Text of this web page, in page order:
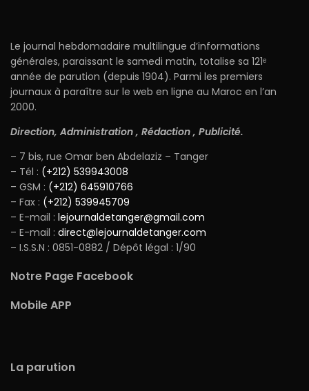
Le journal hebdomadaire multilingue d’informations
générales, paraissant le samedi matin, totalise sa 121ᵉ
année de parution (depuis 1904). Parmi les premiers
journaux à paraître sur le web en ligne au Maroc en l’an
2000.
Direction, Administration , Rédaction , Publicité.
– 7 bis, rue Omar ben Abdelaziz – Tanger
– Tél : (+212) 539943008
– GSM : (+212) 645910766
– Fax : (+212) 539945709
– E-mail : lejournaldetanger@gmail.com
– E-mail : direct@lejournaldetanger.com
– I.S.S.N : 0851-0882 / Dépôt légal : 1/90
Notre Page Facebook
Mobile APP
La parution